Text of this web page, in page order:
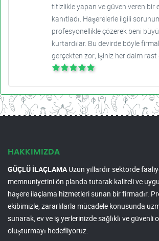
titizlikle yapan ve güven veren bir
kanıtladı. Haşerelerle ilgili
profesyonellikle çözerek beni
kurtardılar. Bu devirde böyle
gerçekten zor; işiniz her daim rast
HAKKIMIZDA
GÜÇLÜ İLAÇLAMAUzun yıllardır sektörde
memnuniyetini ön planda tutarak kaliteli ve
haşere ilaçlama hizmetleri sunan bir firmadır.
ekibimizle, zararlılarla mücadele konusunda
sunarak, ev ve iş yerlerinizde sağlıklı ve güvenli
oluşturmayı hedefliyoruz.